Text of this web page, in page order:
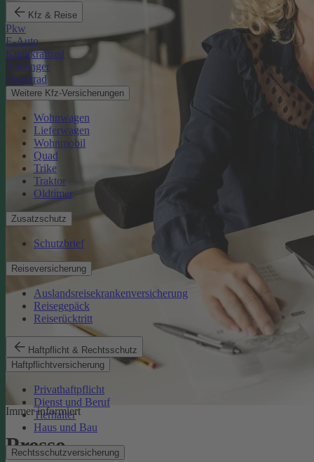
Kfz & Reise
Pkw
E-Auto
Kleinkraftrad
Anhänger
Motorrad
Weitere Kfz-Versicherungen
Wohnwagen
Lieferwagen
Wohnmobil
Quad
Trike
Traktor
Oldtimer
Zusatzschutz
Schutzbrief
Reiseversicherung
Auslandsreisekrankenversicherung
Reisegepäck
Reiserücktritt
Haftpflicht & Rechtsschutz
Haftpflichtversicherung
Privathaftpflicht
Dienst und Beruf
Tierhalter
Haus und Bau
Rechtsschutzversicherung
Immer informiert
Presse